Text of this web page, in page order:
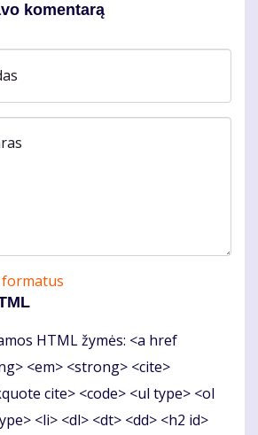
komentarą
HTML žymės: <a href
<em> <strong> <cite>
cite> <code> <ul type> <ol
<li> <dl> <dt> <dd> <h2 id>